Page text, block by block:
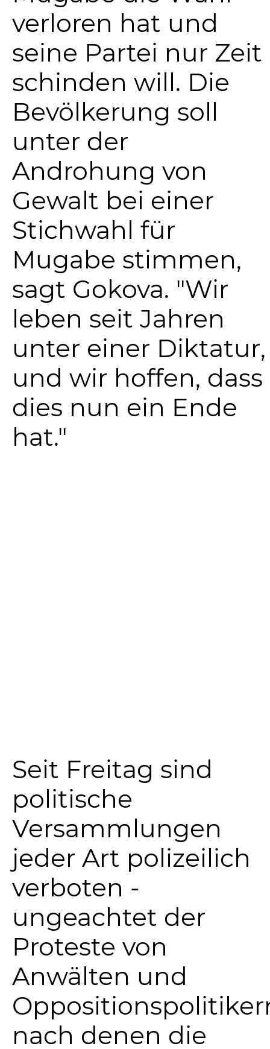
verloren hat und
seine Partei nur Zeit
schinden will. Die
Bevölkerung soll
unter der
Androhung von
Gewalt bei einer
Stichwahl für
Mugabe stimmen,
sagt Gokova. "Wir
leben seit Jahren
unter einer Diktatur,
und wir hoffen, dass
dies nun ein Ende
hat."
Seit Freitag sind
politische
Versammlungen
jeder Art polizeilich
verboten -
ungeachtet der
Proteste von
Anwälten und
nach denen die